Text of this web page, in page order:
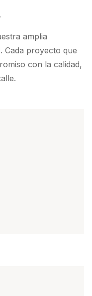
amplia
Cada proyecto que
con la calidad,